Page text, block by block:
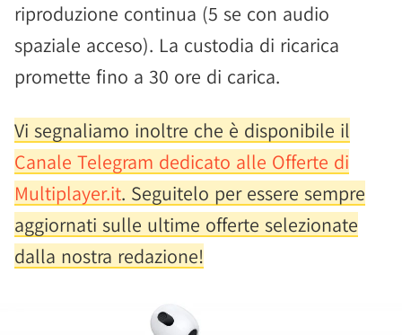
riproduzione continua (5 se con audio
spaziale acceso). La custodia di ricarica
promette fino a 30 ore di carica.
Vi segnaliamo inoltre che è disponibile il
Canale Telegram dedicato alle Offerte di
Multiplayer.it. Seguitelo per essere sempre
aggiornati sulle ultime offerte selezionate
dalla nostra redazione!